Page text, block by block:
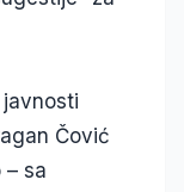
javnosti
Čović
sa